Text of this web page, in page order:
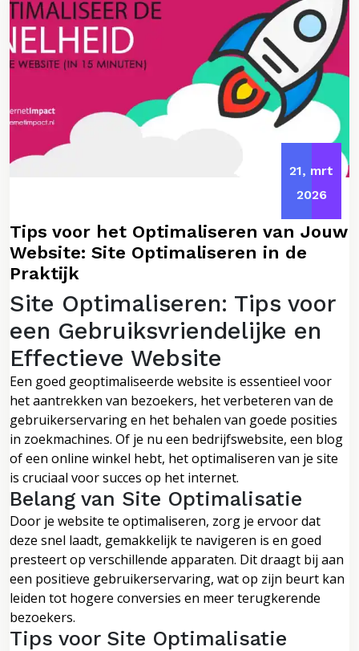
21, mrt
2026
Tips voor het Optimaliseren van Jouw
Website: Site Optimaliseren in de
Praktijk
Site Optimaliseren: Tips voor
een Gebruiksvriendelijke en
Effectieve Website
Een goed geoptimaliseerde website is essentieel voor
het aantrekken van bezoekers, het verbeteren van de
gebruikerservaring en het behalen van goede posities
in zoekmachines. Of je nu een bedrijfswebsite, een blog
of een online winkel hebt, het optimaliseren van je site
is cruciaal voor succes op het internet.
Belang van Site Optimalisatie
Door je website te optimaliseren, zorg je ervoor dat
deze snel laadt, gemakkelijk te navigeren is en goed
presteert op verschillende apparaten. Dit draagt bij aan
een positieve gebruikerservaring, wat op zijn beurt kan
leiden tot hogere conversies en meer terugkerende
bezoekers.
Tips voor Site Optimalisatie